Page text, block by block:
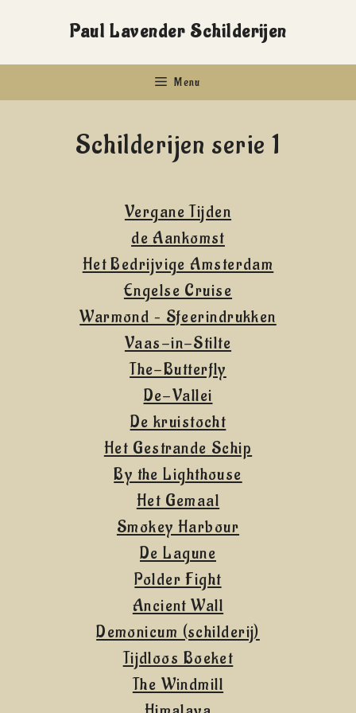
de
Paul Lavender Schilderijen
Menu
Schilderijen serie 1
Vergane Tijden
de Aankomst
Het Bedrijvige Amsterdam
Engelse Cruise
Warmond – Sfeerindrukken
Vaas-in-Stilte
The-Butterfly
De-Vallei
De kruistocht
Het Gestrande Schip
By the Lighthouse
Het Gemaal
Smokey Harbour
De Lagune
Polder Fight
Ancient Wall
Demonicum (schilderij)
Tijdloos Boeket
The Windmill